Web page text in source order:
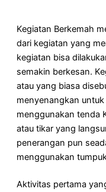
Kegiatan Berkemah
dari kegiatan yang
kegiatan bisa
semakin berkesan.
atau yang biasa
menyenangkan
menggunakan tenda
atau tikar yang
penerangan pun
menggunakan
Aktivitas pertama